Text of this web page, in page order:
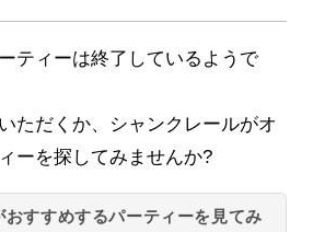
ティーは終了しているようで
ただくか、シャンクレールがオ
ーを探してみませんか?
おすすめするパーティーを見てみ